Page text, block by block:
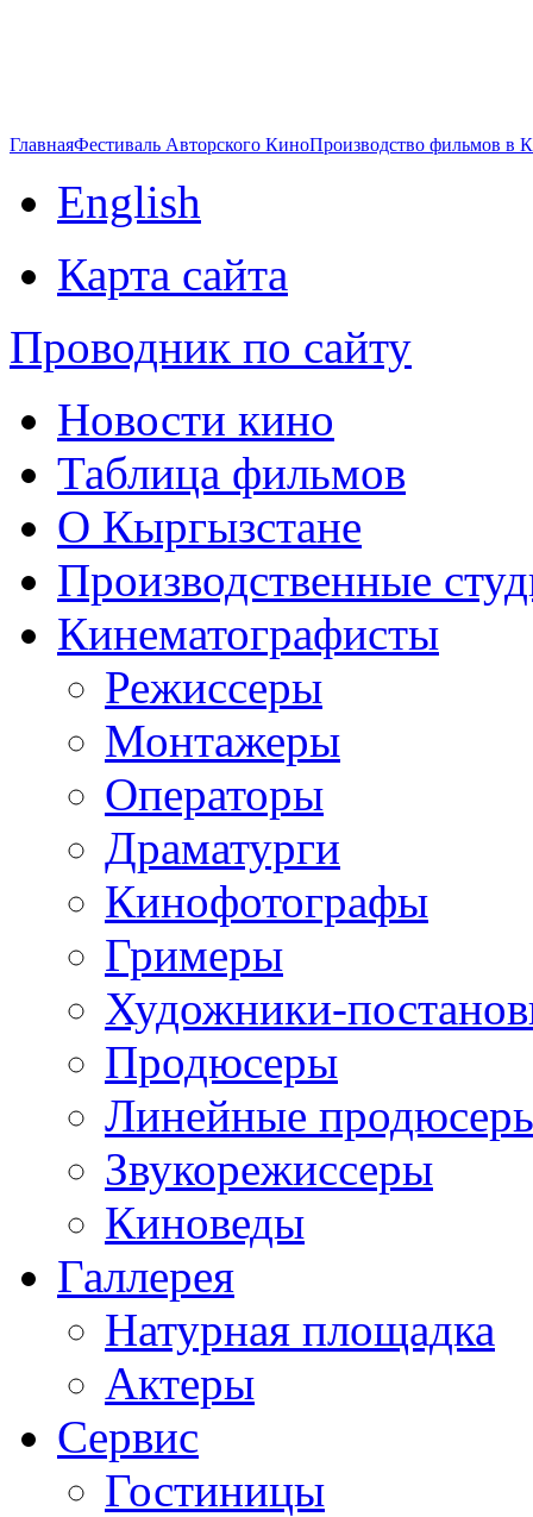
ГлавнаяФестиваль Авторского КиноПроизводство фильмов в
English
Карта сайта
Проводник по сайту
Новости кино
Таблица фильмов
О Кыргызстане
Производственные
Кинематографисты
Режиссеры
Монтажеры
Операторы
Драматурги
Кинофотографы
Гримеры
Художники-
Продюсеры
Линейные
Звукорежиссеры
Киноведы
Галлерея
Натурная площадка
Актеры
Сервис
Гостиницы